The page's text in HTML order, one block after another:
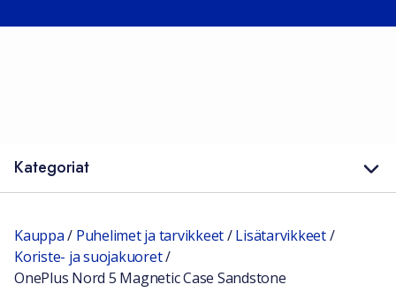
Kategoriat
Kauppa/ Puhelimet ja tarvikkeet/Lisätarvikkeet/
Koriste- ja suojakuoret/
OnePlus Nord 5 Magnetic Case Sandstone